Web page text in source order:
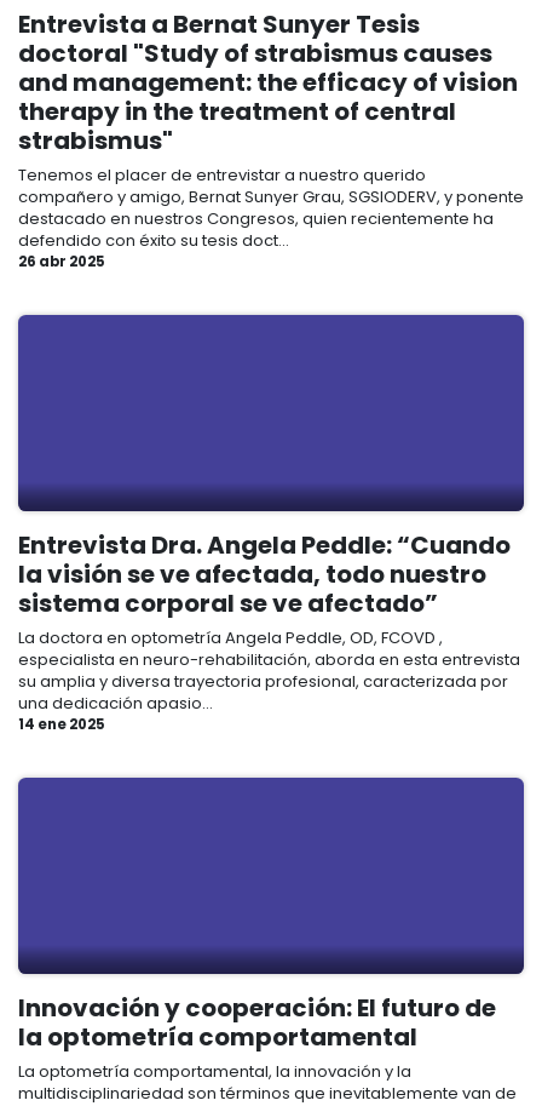
Entrevista a Bernat Sunyer Tesis
doctoral "Study of strabismus causes
and management: the efficacy of vision
therapy in the treatment of central
strabismus"
Tenemos el placer de entrevistar a nuestro querido
compañero y amigo, Bernat Sunyer Grau, SGSIODERV, y ponente
destacado en nuestros Congresos, quien recientemente ha
defendido con éxito su tesis doct...
26 abr 2025
Entrevista Dra. Angela Peddle: “Cuando
la visión se ve afectada, todo nuestro
sistema corporal se ve afectado”
La doctora en optometría Angela Peddle, OD, FCOVD ,
especialista en neuro-rehabilitación, aborda en esta entrevista
su amplia y diversa trayectoria profesional, caracterizada por
una dedicación apasio...
14 ene 2025
Innovación y cooperación: El futuro de
la optometría comportamental
La optometría comportamental, la innovación y la
multidisciplinariedad son términos que inevitablemente van de